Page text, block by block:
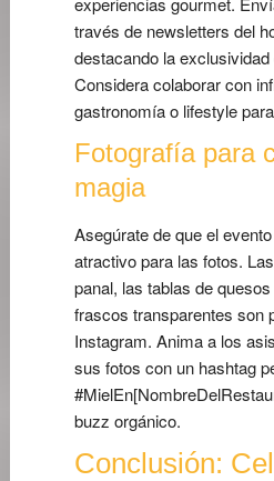
través de newsletters del
destacando la exclusividad
Considera colaborar con
gastronomía o lifestyle
Fotografía para
magia
Asegúrate de que el
atractivo para las fotos.
panal, las tablas de
frascos transparentes son
Instagram. Anima a los
sus fotos con un hashtag
buzz orgánico.
Conclusión: